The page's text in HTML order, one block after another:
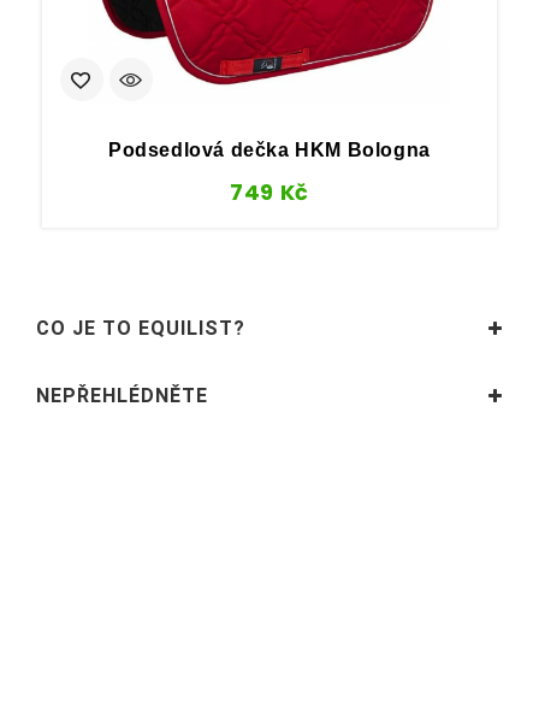
Podsedlová dečka HKM Bologna
749 Kč
CO JE TO EQUILIST?
NEPŘEHLÉDNĚTE